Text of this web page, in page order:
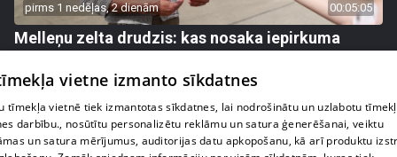
pirms 1 nedēļas, 2 dienām 00:05:05
Melleņu zelta drudzis: kas nosaka iepirkuma
409. epizodevietne izmanto sīkdatnes
tīmekļa vietnē tiek izmantotas sīkdatnes, lai nodrošinātu un uzlabotu
darbību., nosūtītu personalizētu reklāmu un satura ģenerēšanai, veiktu
un satura mērījumus, auditorijas datu apkopošanu, kā arī produktu